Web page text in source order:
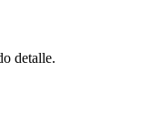
detalle.